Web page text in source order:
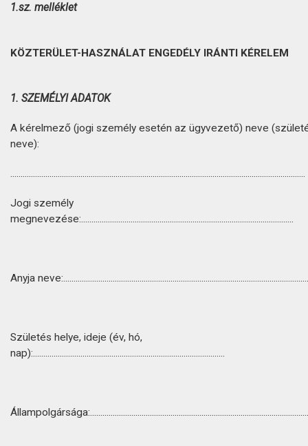
1.sz. melléklet
KÖZTERÜLET-HASZNÁLAT ENGEDÉLY IRÁNTI KÉRELEM
1. SZEMÉLYI ADATOK
A kérelmező (jogi személy esetén az ügyvezető) neve
neve):
Jogi személy
megnevezése:.......................................................................................................
Anyja
Születés helye, ideje (év, hó,
nap):.............................................................................................